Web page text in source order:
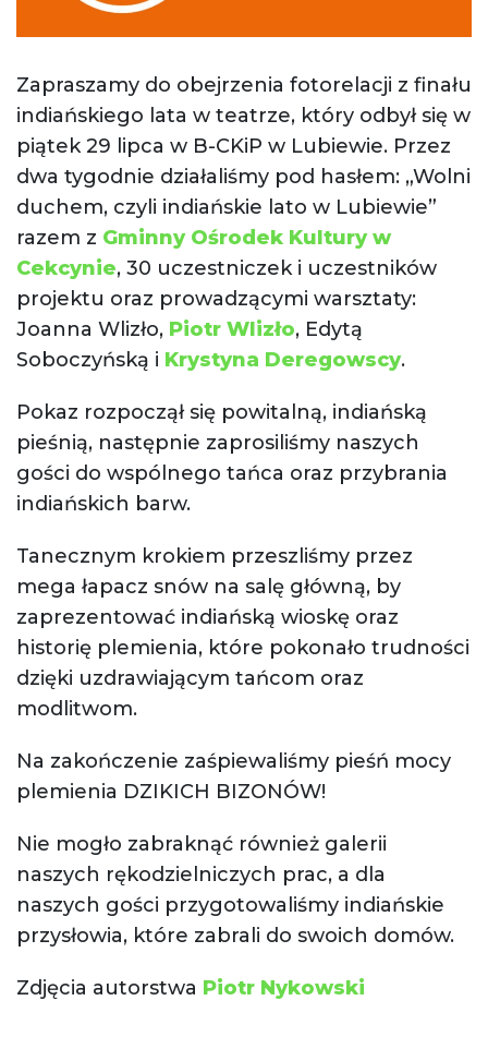
Zapraszamy do obejrzenia fotorelacji z finału
indiańskiego lata w teatrze, który odbył się w
piątek 29 lipca w B-CKiP w Lubiewie. Przez
dwa tygodnie działaliśmy pod hasłem: „Wolni
duchem, czyli indiańskie lato w Lubiewie”
razem z Gminny Ośrodek Kultury w
Cekcynie, 30 uczestniczek i uczestników
projektu oraz prowadzącymi warsztaty:
Joanna Wlizło, Piotr Wlizło, Edytą
Soboczyńską i Krystyna Deregowscy.
Pokaz rozpoczął się powitalną, indiańską
pieśnią, następnie zaprosiliśmy naszych
gości do wspólnego tańca oraz przybrania
indiańskich barw.
Tanecznym krokiem przeszliśmy przez
mega łapacz snów na salę główną, by
zaprezentować indiańską wioskę oraz
historię plemienia, które pokonało trudności
dzięki uzdrawiającym tańcom oraz
modlitwom.
Na zakończenie zaśpiewaliśmy pieśń mocy
plemienia DZIKICH BIZONÓW!
Nie mogło zabraknąć również galerii
naszych rękodzielniczych prac, a dla
naszych gości przygotowaliśmy indiańskie
przysłowia, które zabrali do swoich domów.
Zdjęcia autorstwa Piotr Nykowski